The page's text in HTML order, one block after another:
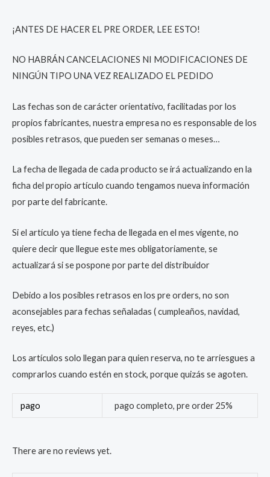
¡ANTES DE HACER EL PRE ORDER, LEE ESTO!
NO HABRÁN CANCELACIONES NI MODIFICACIONES DE
NINGÚN TIPO UNA VEZ REALIZADO EL PEDIDO
Las fechas son de carácter orientativo, facilitadas por los
propios fabricantes, nuestra empresa no es responsable de los
posibles retrasos, que pueden ser semanas o meses…
La fecha de llegada de cada producto se irá actualizando en la
ficha del propio artículo cuando tengamos nueva información
por parte del fabricante.
Si el artículo ya tiene fecha de llegada en el mes vigente, no
quiere decir que llegue este mes obligatoriamente, se
actualizará si se pospone por parte del distribuidor
Debido a los posibles retrasos en los pre orders, no son
aconsejables para fechas señaladas ( cumpleaños, navidad,
reyes, etc.)
Los artículos solo llegan para quien reserva, no te arriesgues a
comprarlos cuando estén en stock, porque quizás se agoten.
pago pago completo, pre order 25%
There are no reviews yet.